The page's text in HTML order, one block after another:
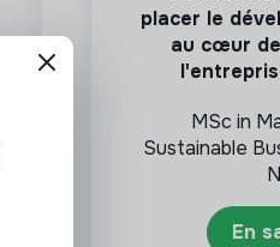
placer le
au cœur
MSc in
Sustainable
En